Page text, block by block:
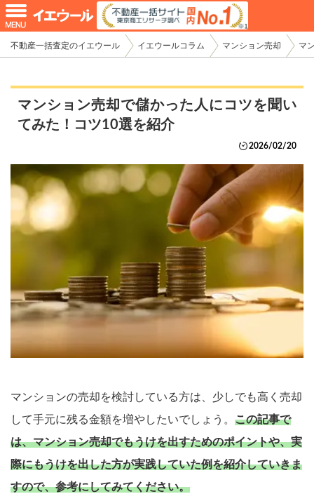
不動産一括査定のイエウール イエウールコラム マンション売却 マ
マンション売却で儲かった人にコツを聞い
てみた！コツ10選を紹介
2026/02/20
マンションの売却を検討している方は、少しでも高く売却
して手元に残る金額を増やしたいでしょう。 この記事で
は、マンション売却でもうけを出すためのポイントや、実
際にもうけを出した方が実践していた例を紹介していきま
すので、参考にしてみてください。